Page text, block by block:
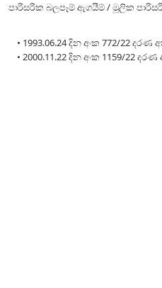
පාරිසරික බලපෑම් ඇගයීම් / මූලික
• 1993.06.24 දින අංක 772/22
• 2000.11.22 දින අංක 1159/22